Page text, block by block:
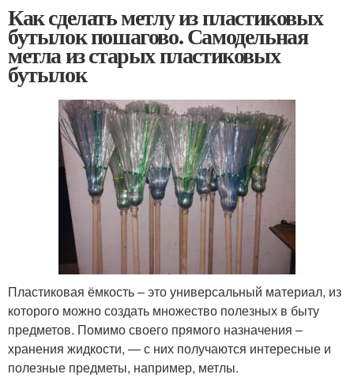
Как сделать метлу из пластиковых
бутылок пошагово. Самодельная
метла из старых пластиковых
бутылок
Пластиковая ёмкость – это универсальный материал, из
которого можно создать множество полезных в быту
предметов. Помимо своего прямого назначения –
хранения жидкости, — с них получаются интересные и
полезные предметы, например, метлы.